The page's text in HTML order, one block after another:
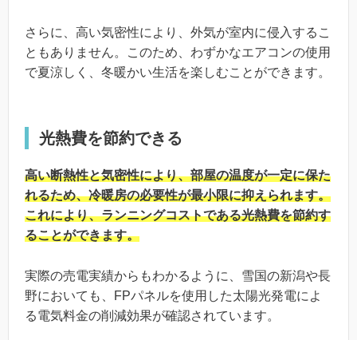
さらに、高い気密性により、外気が室内に侵入するこ
ともありません。このため、わずかなエアコンの使用
で夏涼しく、冬暖かい生活を楽しむことができます。
光熱費を節約できる
高い断熱性と気密性により、部屋の温度が一定に保た
れるため、冷暖房の必要性が最小限に抑えられます。
これにより、ランニングコストである光熱費を節約す
ることができます。
実際の売電実績からもわかるように、雪国の新潟や長
野においても、FPパネルを使用した太陽光発電によ
る電気料金の削減効果が確認されています。